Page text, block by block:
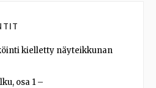
kielletty näyteikkunan
osa 1 –